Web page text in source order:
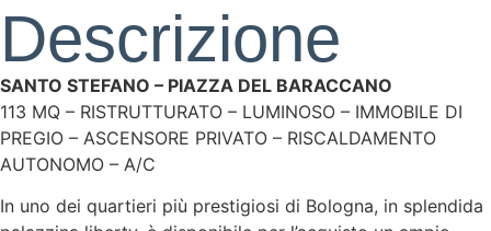
Descrizione
SANTO STEFANO – PIAZZA DEL BARACCANO
113 MQ – RISTRUTTURATO – LUMINOSO – IMMOBILE DI
PREGIO – ASCENSORE PRIVATO – RISCALDAMENTO
AUTONOMO – A/C
In uno dei quartieri più prestigiosi di Bologna, in splendida